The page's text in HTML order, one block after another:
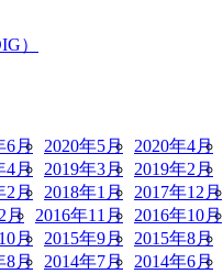
）
6月 2020年5月 2020年4月
4月 2019年3月 2019年2月
2月 2018年1月 2017年12月
月 2016年11月 2016年10月
月 2015年9月 2015年8月
8月 2014年7月 2014年6月